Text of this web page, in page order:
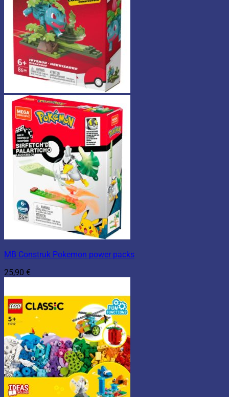
MB Construk Pokemon power packs
25,90 €